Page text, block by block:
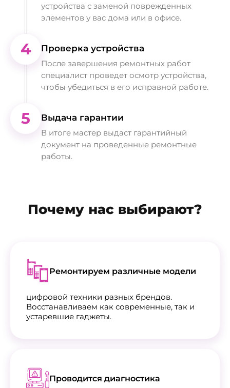
устройства с заменой поврежденных
элементов у вас дома или в офисе.
4 Проверка устройства
После завершения ремонтных работ
специалист проведет осмотр устройства,
чтобы убедиться в его исправной работе.
5 Выдача гарантии
В итоге мастер выдаст гарантийный
документ на проведенные ремонтные
работы.
Почему нас выбирают?
Ремонтируем различные модели
цифровой техники разных брендов.
Восстанавливаем как современные, так и
устаревшие гаджеты.
Проводится диагностика